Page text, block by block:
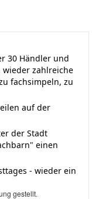
30 Händler und
wieder zahlreiche
fachsimpeln, zu
auf der
der Stadt
einen
- wieder ein
gestellt.